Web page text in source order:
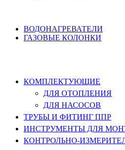
ВОДОНАГРЕВАТЕЛИ
ГАЗОВЫЕ КОЛОНКИ
КОМПЛЕКТУЮЩИЕ
ДЛЯ ОТОПЛЕНИЯ
ДЛЯ НАСОСОВ
ТРУБЫ И ФИТИНГ ППР
ИНСТРУМЕНТЫ ДЛЯ
КОНТРОЛЬНО-